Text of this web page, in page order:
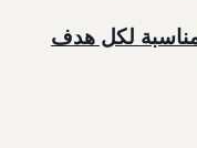
لكل هدف